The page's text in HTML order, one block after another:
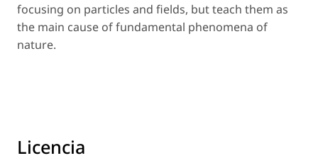
focusing on particles and fields, but teach them as
the main cause of fundamental phenomena of
nature.
Licencia